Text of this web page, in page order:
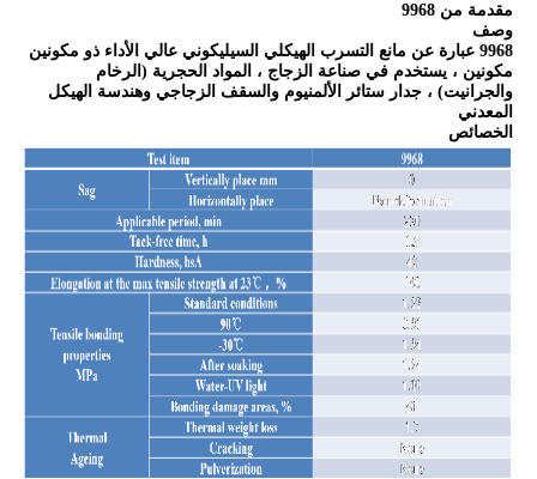
مقدمة من 9968
وصف
9968 عبارة عن مانع التسرب الهيكلي السيليكوني عالي الأداء ذو ​​مكونين
مكونين ، يستخدم في صناعة الزجاج ، المواد الحجرية (الرخام
والجرانيت) ، جدار ستائر الألمنيوم والسقف الزجاجي وهندسة الهيكل
المعدني
الخصائص